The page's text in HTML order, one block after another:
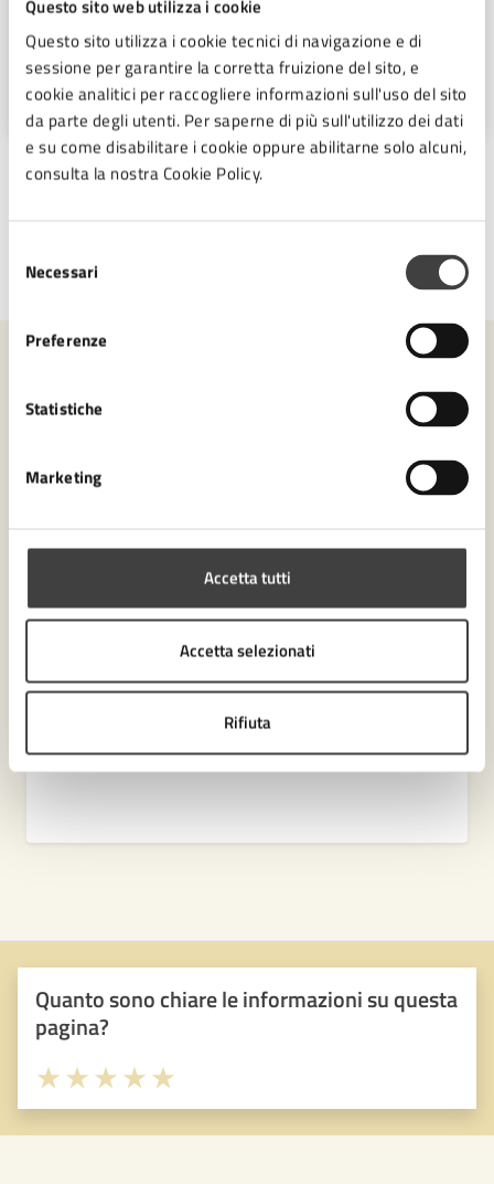
Questo sito web utilizza i cookie
Questo sito utilizza i cookie tecnici di navigazione e di
sessione per garantire la corretta fruizione del sito, e
cookie analitici per raccogliere informazioni sull'uso del sito
da parte degli utenti. Per saperne di più sull'utilizzo dei dati
e su come disabilitare i cookie oppure abilitarne solo alcuni,
consulta la nostra Cookie Policy.
delNecessari
Preferenze
Statistiche
Marketing
Accetta tutti
Accetta selezionati
Rifiuta
Ufficio Stampa
Piazza del Popolo 10, Cesena (FC),
47521
Ultimo aggiornamento:
Amministrazione
Quanto sono chiare le informazioni su questa
pagina?
Valuta 5 stelle su 5
Valuta 4 stelle su 5
Valuta 3 stelle su 5
Valuta 2 stelle su 5
Valuta 1 stelle su 5